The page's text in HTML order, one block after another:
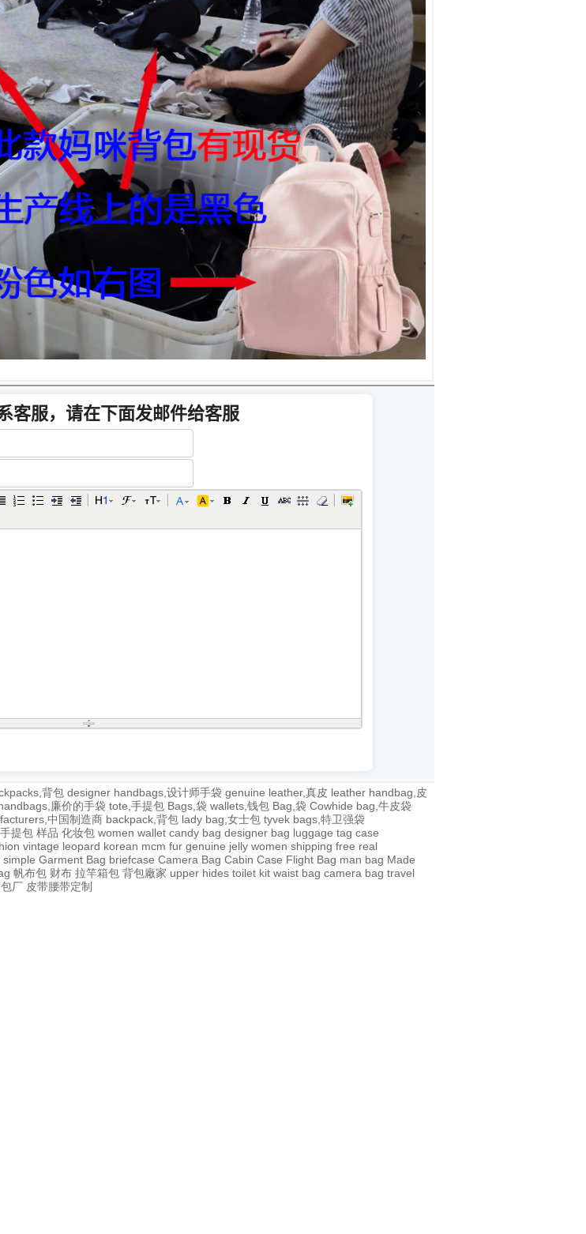
背包 designer handbags,设计师手袋 genuine leather,真皮 leather handbag,皮
廉价的手袋 tote,手提包 Bags,袋 wallets,钱包 Bag,袋 Cowhide bag,牛皮袋
中国制造商 backpack,背包 lady bag,女士包 tyvek bags,特卫强袋
提包 样品 化妆包 women wallet candy bag designer bag luggage tag case
vintage leopard korean mcm fur genuine jelly women shipping free real
simple Garment Bag briefcase Camera Bag Cabin Case Flight Bag man bag Made
帆布包 财布 拉竿箱包 背包廠家 upper hides toilet kit waist bag camera bag travel
厂 皮带腰带定制